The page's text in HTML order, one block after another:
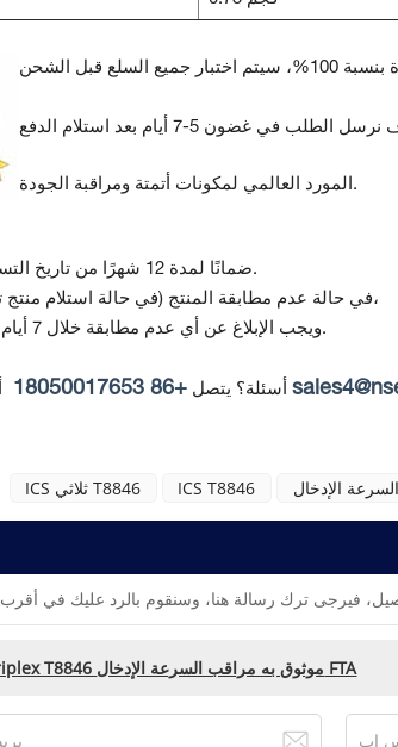
المورد العالمي لمكونات أتمتة ومراقبة الجودة.
تقدم Topteng ضمانًا لمدة 12 شهرًا من تاريخ التسليم.
في حالة عدم مطابقة المنتج(في حالة استلام منتج تالف أو غير صحيح)،
ويجب الإبلاغ عن أي عدم مطابقة خلال 7 أيام من استلام البضائع.
أسئلة؟ يتصل+86 18050017653
ICS ثلاثي T8846 ICS T8846
ICS Triplex T8846 موثوق به مراقب السرعة الإدخال FTA